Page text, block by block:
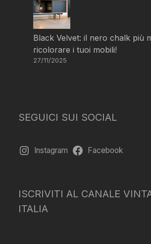
Black Velvet: il nero chalk più
ricolorare i tuoi mobili!
27/11/2025
SEGUICI SUI SOCIAL
Instagram Facebook
ISCRIVITI AL CANALE
ITALIA